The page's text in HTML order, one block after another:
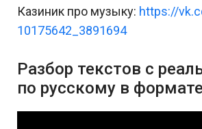
Казиник про музыку: https://
10175642_3891694
Разбор текстов с
по русскому в